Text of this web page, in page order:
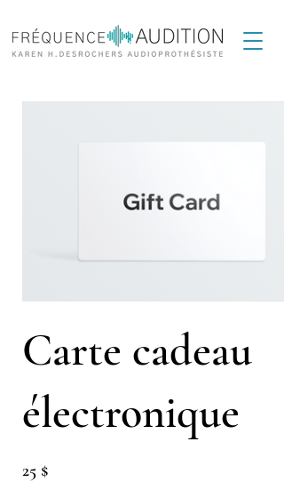
Carte cadeau
électronique
25 $